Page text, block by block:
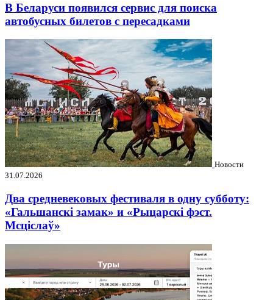
В Беларуси появился сервис для поиска
автобусных билетов с пересадками
Новости
31.07.2026
Два средневековых фестиваля в одну субботу:
«Гальшанскі замак» и «Рыцарскі фэст.
Мсціслаў»